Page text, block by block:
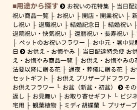
用途から探す お祝いの花特集 当日配
祝い商品一覧
お祝い 開店・開業祝い
し祝い
退職祝い 結婚記念日 結婚祝い
退院祝い・快気祝い
還暦祝い・長寿祝い
ペットのお祝いフラワー
お中元・暑中見
日
お供え・お悔やみ 当日配達特急便 お
え・お悔やみ商品一覧
お供え・お悔やみの
法要以降に贈る花
通夜・葬儀に贈る花
セットギフト
お供え プリザーブドフラワー
お供えフラワー
お盆（新盆・初盆） そ
返し
お見舞い お取り寄せギフト ビジ
宅用
観葉植物 ミディ胡蝶蘭 プリザー